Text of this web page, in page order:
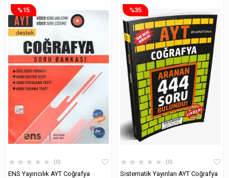
★ ★ ★ ★ ★ 0
ENS Yayıncılık AYT Coğrafya
%15
★ ★ ★ ★ ★ 0
Sistematik Yayınları AYT Coğrafya
%35